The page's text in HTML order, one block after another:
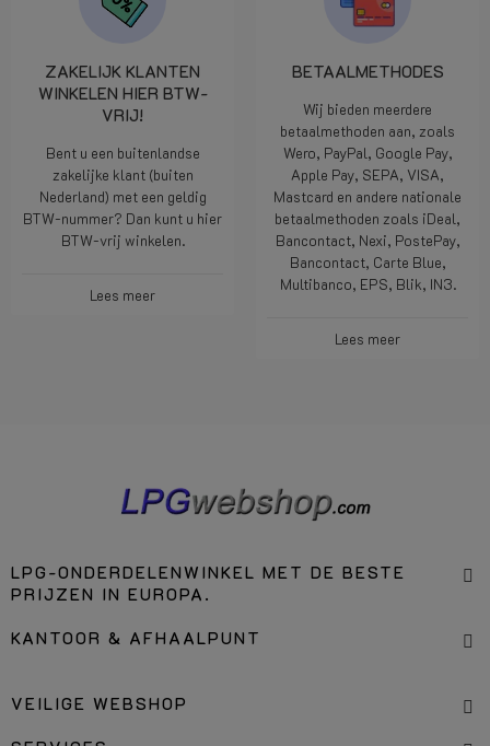
WINKELEN HIER BTW-
VRIJ!
Bent u een buitenlandse
zakelijke klant (buiten
Nederland) met een geldig
BTW-nummer? Dan kunt u hier
BTW-vrij winkelen.
Wij bieden meerdere
betaalmethoden aan, zoals
Wero, PayPal, Google Pay,
Apple Pay, SEPA, VISA,
Mastcard en andere nationale
betaalmethoden zoals iDeal,
Bancontact, Nexi, PostePay,
Bancontact, Carte Blue,
Multibanco, EPS, Blik, IN3.
PRIJZEN IN EUROPA.